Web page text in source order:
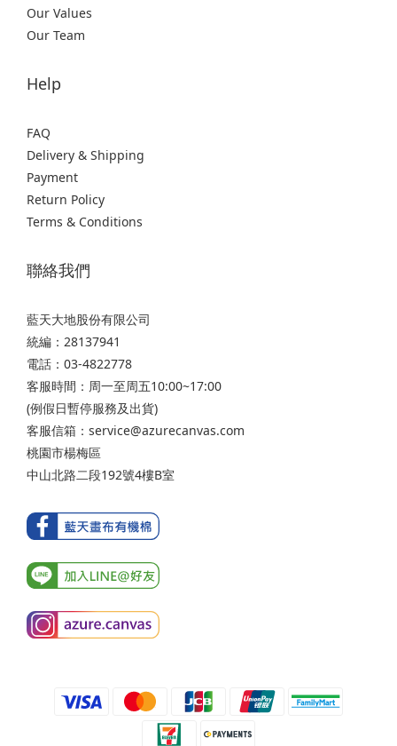
Our Values
Our Team
Help
FAQ
Delivery & Shipping
Payment
Return Policy
Terms & Conditions
聯絡我們
藍天大地股份有限公司
統編：28137941
電話：03-4822778
客服時間：周一至周五10:00~17:00
(例假日暫停服務及出貨)
客服信箱：service@azurecanvas.com
桃園市楊梅區
中山北路二段192號4樓B室